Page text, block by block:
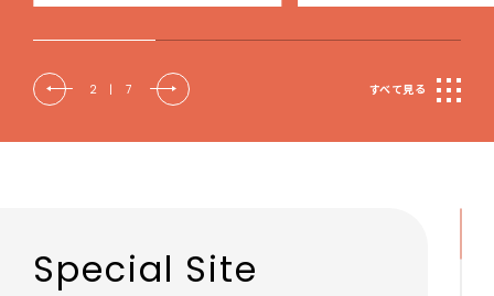
2 | 7 すべて見る
Special Site